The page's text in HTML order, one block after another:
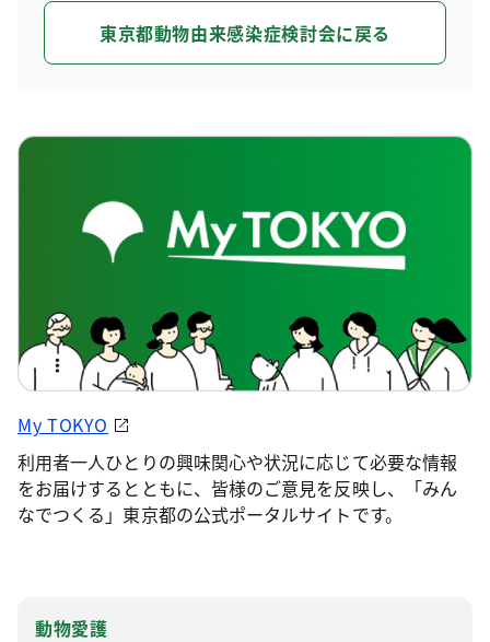
東京都動物由来感染症検討会に戻る
My TOKYO
利用者一人ひとりの興味関心や状況に応じて必要な情報
をお届けするとともに、皆様のご意見を反映し、「みん
なでつくる」東京都の公式ポータルサイトです。
動物愛護